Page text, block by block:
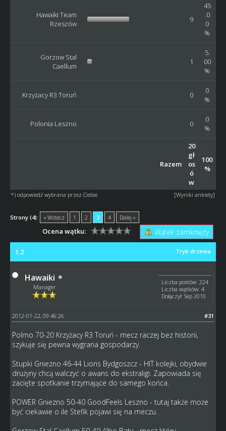
Hawaiki Team
Rzeszów
9
45
.0
0
%
Gorzow Stal
Caellum
1
5.
00
%
Krzyżacy R3 Toruń 0
0
%
Polonia Leszno 0
0
%
Razem
20
gł
os
ó
w
100
%
*) odpowiedź wybrana przez Ciebie [Wyniki ankiety]
Strony (4): « Wstecz 1 2 3 4 Dalej »
Wątek zamknięty
Ocena wątku:
Tryb drzewa
1.2
Hawaiki
Manager
Liczba postów: 224
Liczba wątków: 4
Dołączył: Sep 2010
#31
2012-01-22, 09:46:26
Polmo 70-20 Krzyżacy R3 Toruń - mecz raczej bez historii,
szykuje się pewna wygrana gospodarzy.
Stupki Gniezno 46-44 Lions Bydgoszcz - HIT kolejki, obydwie
drużyny chcą walczyć o awans do ekstraligi. Zapowiada się
zacięte spotkanie trzymające do samego końca.
POWER Gniezno 50-40 GoodFeels Leszno - tutaj także może
być ciekawie o ile Stefik pojawi się na meczu.